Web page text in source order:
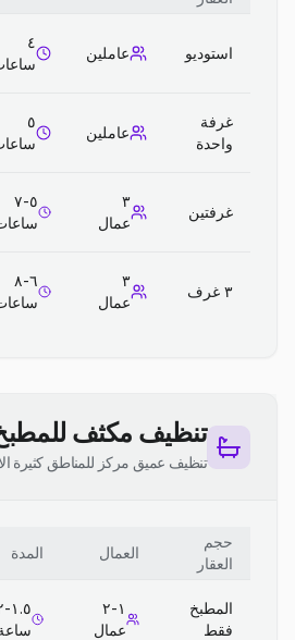
استوديو عاملين
٤
غرفة
واحدة
عاملين
٥
غرفتين
٣
عمال
٥-٧
٣ غرف
٣
عمال
٦-٨
تنظيف مكثف
تنظيف عميق مركز للمناطق كثيرة
حجم
العقار
العمال المدة
المطبخ
فقط
١-٢
عمال